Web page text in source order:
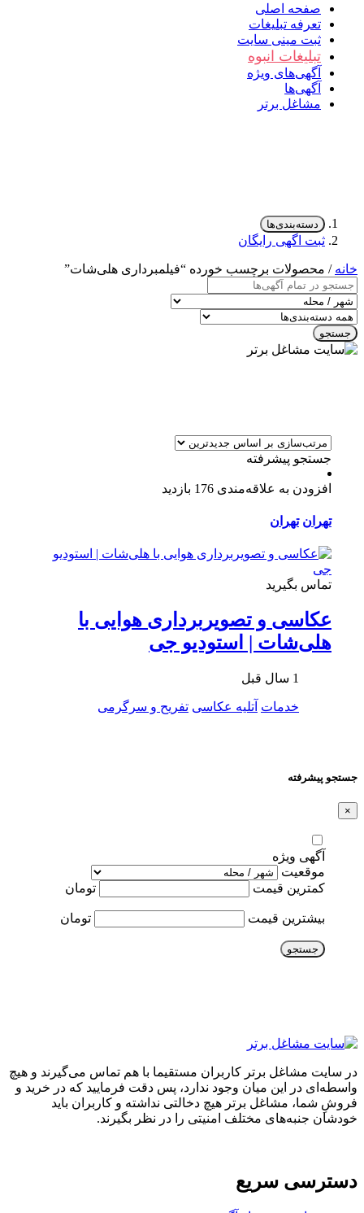
صفحه اصلی
تعرفه تبلیغات
ثبت مینی سایت
تبلیغات انبوه
آگهی‌های ویژه
آگهی‌ها
مشاغل برتر
دسته‌بندی‌ها
ثبت اگهی رایگان
خانه / محصولات برچسب خورده “فیلمبرداری هلی‌شات”
جستجو
جستجو پیشرفته
افزودن به علاقه‌مندی 176 بازدید
تهران تهران
تماس بگیرید
عکاسی و تصویربرداری هوایی با
هلی‌شات | استودیو جی
1 سال قبل
خدمات آتلیه عکاسی تفریح و سرگرمی
جستجو پیشرفته
×
آگهی ویژه
موقعیت
کمترین قیمت
تومان
بیشترین قیمت تومان
جستجو
در سایت مشاغل برتر کاربران مستقیما با هم تماس می‌گیرند و هیچ
واسطه‌ای در این میان وجود ندارد، پس دقت فرمایید که در خرید و
فروشِ شما، مشاغل برتر هیچ دخالتی نداشته و کاربران باید
خودشان جنبه‌های مختلف امنیتی را در نظر بگیرند.
دسترسی سریع